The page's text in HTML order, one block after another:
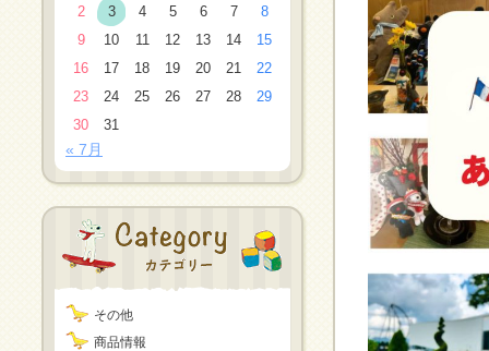
2
3 4 5 6 7
8
9
10 11 12 13 14
15
16
17 18 19 20 21
22
23
24 25 26 27 28
29
30
31
« 7月
その他
商品情報